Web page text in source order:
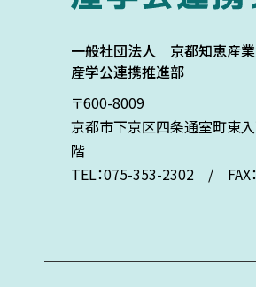
一般社団法人 京都知恵産
産学公連携推進部
〒600-8009
京都市下京区四条通室町東入
階
TEL：075-353-2302 / FAX